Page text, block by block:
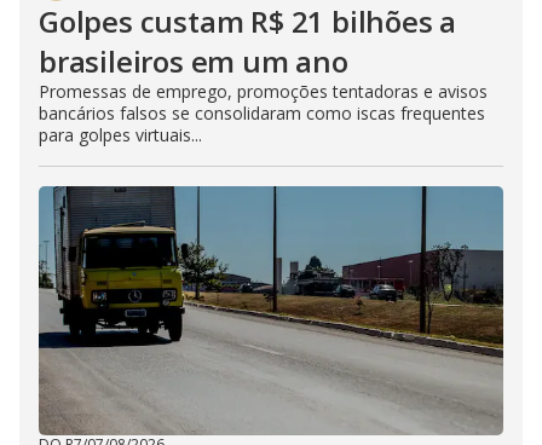
Golpes custam R$ 21 bilhões a
brasileiros em um ano
Promessas de emprego, promoções tentadoras e avisos
bancários falsos se consolidaram como iscas frequentes
para golpes virtuais...